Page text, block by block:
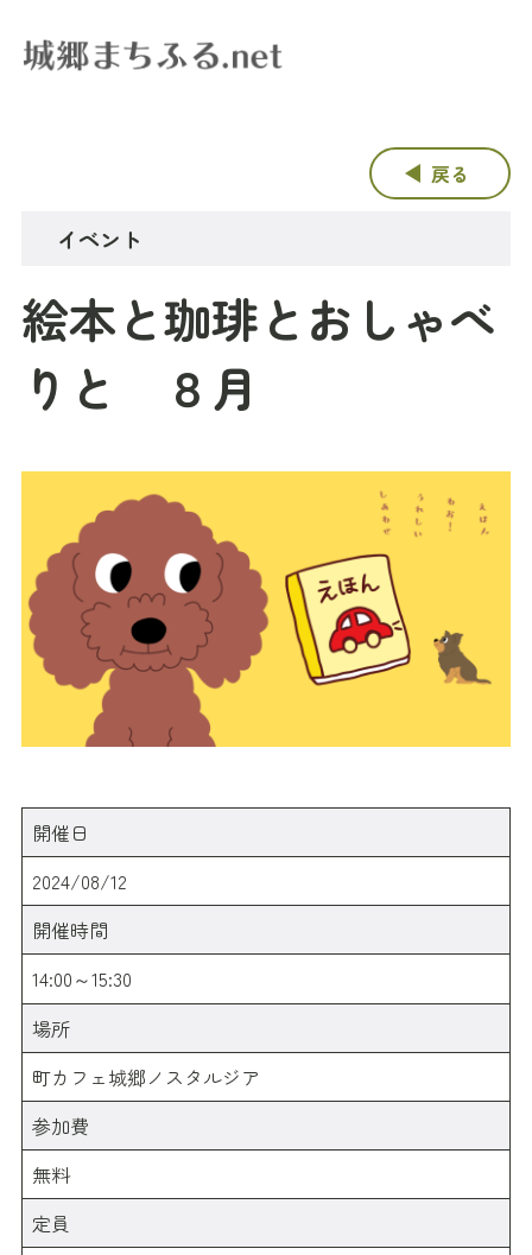
戻る
イベント
絵本と珈琲とおしゃべ
りと ８月
開催日
2024/08/12
開催時間
14:00～15:30
場所
町カフェ城郷ノスタルジア
参加費
無料
定員